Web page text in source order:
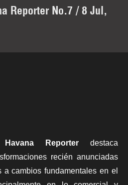
Reporter No.7 / 8 Jul,
Reporter destaca
recién anunciadas
a cambios fundamentales en el